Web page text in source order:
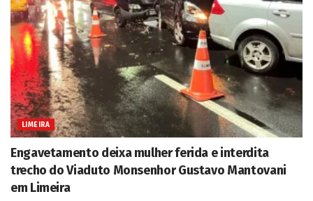
LIMEIRA
Engavetamento deixa mulher ferida e interdita
trecho do Viaduto Monsenhor Gustavo Mantovani
em Limeira